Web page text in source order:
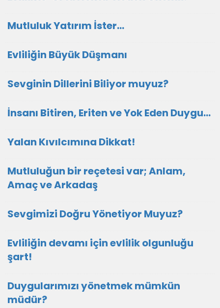
Mutluluk Yatırım İster…
Evliliğin Büyük Düşmanı
Sevginin Dillerini Biliyor muyuz?
İnsanı Bitiren, Eriten ve Yok Eden Duygu…
Yalan Kıvılcımına Dikkat!
Mutluluğun bir reçetesi var; Anlam,
Amaç ve Arkadaş
Sevgimizi Doğru Yönetiyor Muyuz?
Evliliğin devamı için evlilik olgunluğu
şart!
Duygularımızı yönetmek mümkün
müdür?